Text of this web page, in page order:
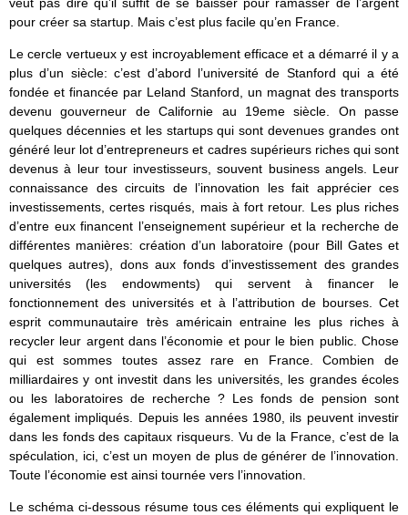
pour créer sa startup. Mais c’est plus facile qu’en France.
Le cercle vertueux y est incroyablement efficace et a démarré il y a
plus d’un siècle: c’est d’abord l’université de Stanford qui a été
fondée et financée par Leland Stanford, un magnat des transports
devenu gouverneur de Californie au 19eme siècle. On passe
quelques décennies et les startups qui sont devenues grandes ont
généré leur lot d’entrepreneurs et cadres supérieurs riches qui sont
devenus à leur tour investisseurs, souvent business angels. Leur
connaissance des circuits de l’innovation les fait apprécier ces
investissements, certes risqués, mais à fort retour. Les plus riches
d’entre eux financent l’enseignement supérieur et la recherche de
différentes manières: création d’un laboratoire (pour Bill Gates et
quelques autres), dons aux fonds d’investissement des grandes
universités (les endowments) qui servent à financer le
fonctionnement des universités et à l’attribution de bourses. Cet
esprit communautaire très américain entraine les plus riches à
recycler leur argent dans l’économie et pour le bien public. Chose
qui est sommes toutes assez rare en France. Combien de
milliardaires y ont investit dans les universités, les grandes écoles
ou les laboratoires de recherche ? Les fonds de pension sont
également impliqués. Depuis les années 1980, ils peuvent investir
dans les fonds des capitaux risqueurs. Vu de la France, c’est de la
spéculation, ici, c’est un moyen de plus de générer de l’innovation.
Toute l’économie est ainsi tournée vers l’innovation.
Le schéma ci-dessous résume tous ces éléments qui expliquent le